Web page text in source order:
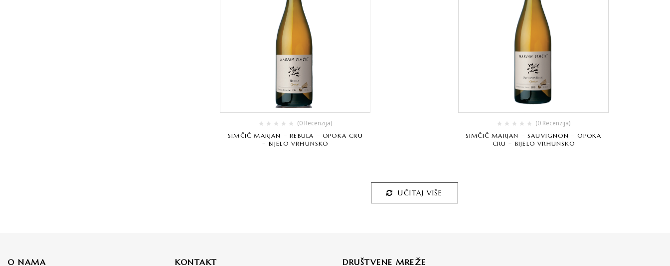
(0 Recenzija)
SIMČIČ MARJAN – REBULA – OPOKA CRU
– BIJELO VRHUNSKO
(0 Recenzija)
SIMČIČ MARJAN – SAUVIGNON – OPOKA
CRU – BIJELO VRHUNSKO
UČITAJ VIŠE
O NAMA KONTAKT DRUŠTVENE MREŽE